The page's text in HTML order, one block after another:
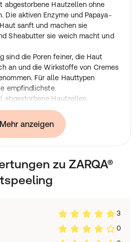
abgestorbene Hautzellen ohne
Die aktiven Enzyme und Papaya-
sanft und machen sie
Sheabutter sie weich macht und
sind die Poren feiner, die Haut
an und die Wirkstoffe von Cremes
Für alle Hauttypen
empfindlichste.
abgestorbene Hautzellen
Haut
auf die feuchte Haut
mit lauwarmem Wasser oder
entfernen. In Kombination mit
verwenden.
Alkohol, Silber, Silbercitrat, Maris
C12-20-Alkylglucosid,
Mehr anzeigen
zu ZARQA®
3
0